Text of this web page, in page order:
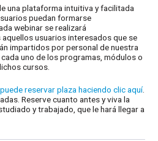
una plataforma intuitiva y facilitada
puedan formarse
webinar se realizará
usuarios interesados que se
impartidos por personal de nuestra
uno de los programas, módulos o
cursos.
puede reservar plaza haciendo clic aquí.
Reserve cuanto antes y viva la
y trabajado, que le hará llegar a